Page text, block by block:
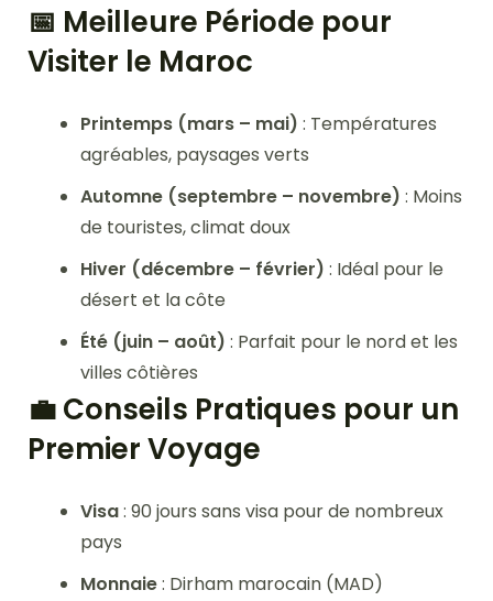
📅 Meilleure Période pour
Visiter le Maroc
Printemps (mars – mai) : Températures
agréables, paysages verts
Automne (septembre – novembre) : Moins
de touristes, climat doux
Hiver (décembre – février) : Idéal pour le
désert et la côte
Été (juin – août) : Parfait pour le nord et les
villes côtières
💼 Conseils Pratiques pour un
Premier Voyage
Visa: 90 jours sans visa pour de nombreux
pays
Monnaie: Dirham marocain (MAD)